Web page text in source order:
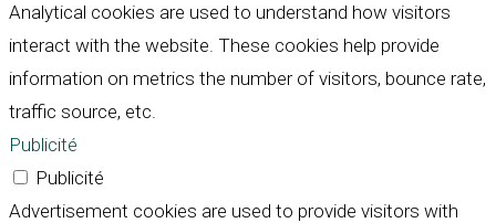
Analytical cookies are used to understand how visitors
interact with the website. These cookies help provide
information on metrics the number of visitors, bounce rate,
traffic source, etc.
Publicité
Publicité
Advertisement cookies are used to provide visitors with